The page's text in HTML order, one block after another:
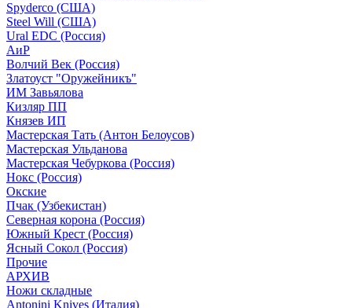
Spyderco (США)
Steel Will (США)
Ural EDC (Россия)
АиР
Волчий Век (Россия)
Златоуст "Оружейникъ"
ИМ Завьялова
Кизляр ПП
Князев ИП
Мастерская Тать (Антон Белоусов)
Мастерская Ульданова
Мастерская Чебуркова (Россия)
Нокс (Россия)
Окские
Пчак (Узбекистан)
Северная корона (Россия)
Южный Крест (Россия)
Ясный Сокол (Россия)
Прочие
АРХИВ
Ножи складные
Antonini Knives (Италия)